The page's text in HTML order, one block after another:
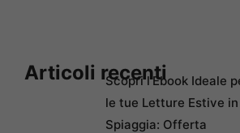
Articoli recentiScopri l’Ebook Ideale
le tue Letture Estive in
Spiaggia: Offerta